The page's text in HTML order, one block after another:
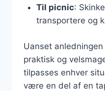
Til picnic:
transportere og
Uanset
praktisk og
tilpasses enhver
være en del af en